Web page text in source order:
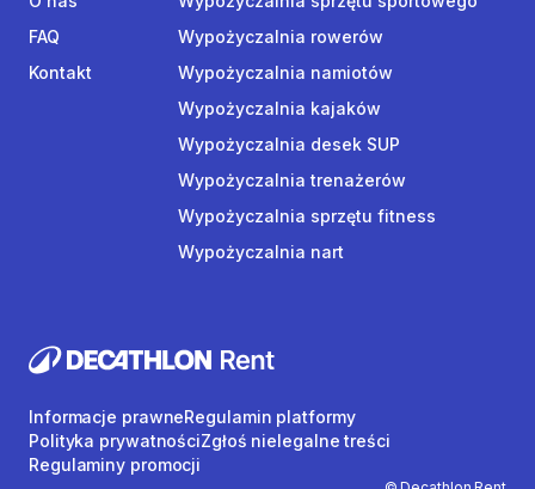
FAQ
Kontakt
Wypożyczalnia rowerów
Wypożyczalnia namiotów
Wypożyczalnia kajaków
Wypożyczalnia desek SUP
Wypożyczalnia trenażerów
Wypożyczalnia sprzętu fitness
Wypożyczalnia nart
Informacje prawneRegulamin platformy
Polityka prywatnościZgłoś nielegalne treści
Regulaminy promocji